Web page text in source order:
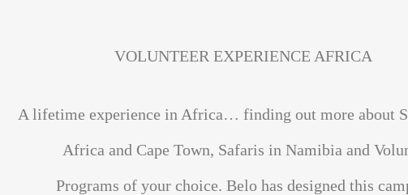
VOLUNTEER EXPERIENCE AFRICA
A lifetime experience in Africa… finding out more about
Africa and Cape Town, Safaris in Namibia and
Programs of your choice. Belo has designed this